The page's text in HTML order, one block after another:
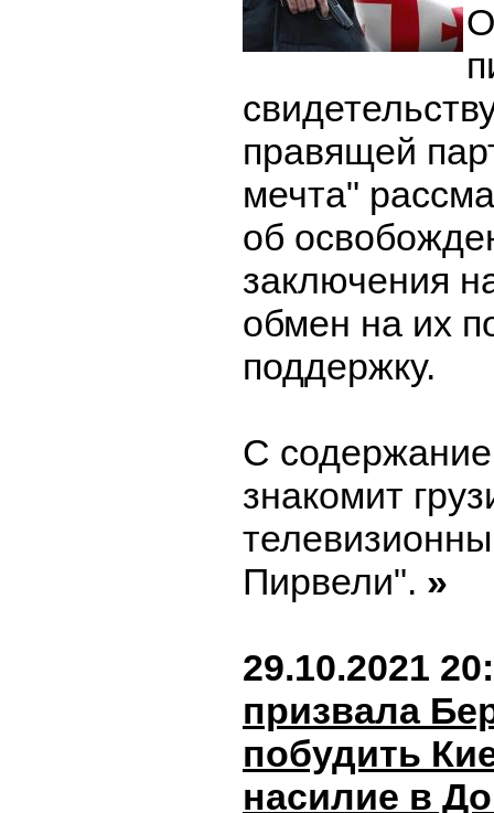
правящей
мечта"
об
заключения
обмен на их
поддержку.
С
знакомит
Пирвели". »
29.10.2021
призвала
побудить
насилие в